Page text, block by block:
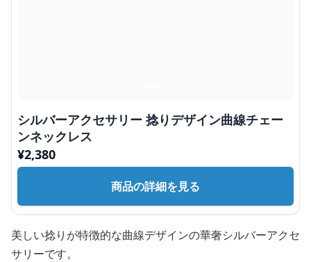
シルバーアクセサリー 捻りデザイン曲線チェー
ンネックレス
¥2,380
商品の詳細を見る
美しい捻りが特徴的な曲線デザインの華奢シルバーアクセ
サリーです。